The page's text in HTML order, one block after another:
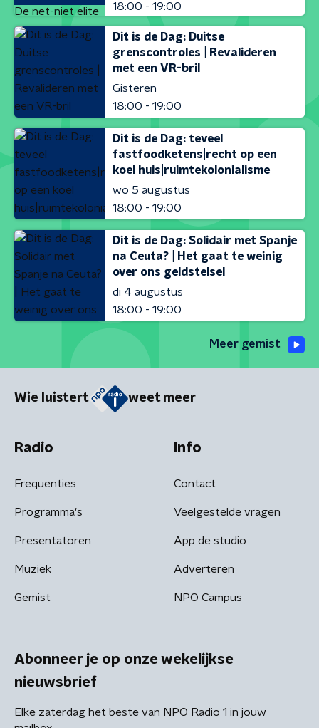
18:00 - 19:00
Dit is de Dag: Duitse
grenscontroles | Revalideren
met een VR-bril
Gisteren
18:00 - 19:00
Dit is de Dag: teveel
fastfoodketens|recht op een
koel huis|ruimtekolonialisme
wo 5 augustus
18:00 - 19:00
Dit is de Dag: Solidair met Spanje
na Ceuta? | Het gaat te weinig
over ons geldstelsel
di 4 augustus
18:00 - 19:00
Meer gemist
Wie luistert weet meer
Radio
Frequenties
Programma's
Presentatoren
Muziek
Gemist
Info
Contact
Veelgestelde vragen
App de studio
Adverteren
NPO Campus
Abonneer je op onze wekelijkse
nieuwsbrief
Elke zaterdag het beste van NPO Radio 1 in jouw